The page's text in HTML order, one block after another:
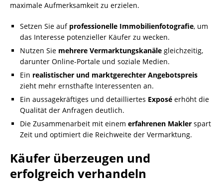
maximale Aufmerksamkeit zu erzielen.
Setzen Sie auf professionelle Immobilienfotografie, um
das Interesse potenzieller Käufer zu wecken.
Nutzen Sie mehrere Vermarktungskanäle gleichzeitig,
darunter Online-Portale und soziale Medien.
Ein realistischer und marktgerechter Angebotspreis
zieht mehr ernsthafte Interessenten an.
Ein aussagekräftiges und detailliertes Exposé erhöht die
Qualität der Anfragen deutlich.
Die Zusammenarbeit mit einem erfahrenen Makler spart
Zeit und optimiert die Reichweite der Vermarktung.
Käufer überzeugen und
erfolgreich verhandeln